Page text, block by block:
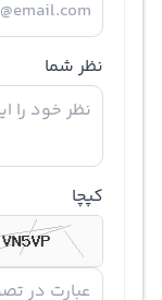
نظر شما
کپچا